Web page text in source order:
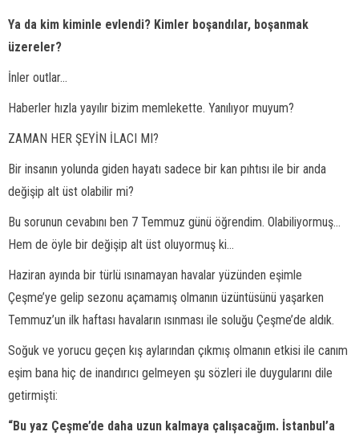
Ya da kim kiminle evlendi? Kimler boşandılar, boşanmak
üzereler?
İnler outlar...
Haberler hızla yayılır bizim memlekette. Yanılıyor muyum?
ZAMAN HER ŞEYİN İLACI MI?
Bir insanın yolunda giden hayatı sadece bir kan pıhtısı ile bir anda
değişip alt üst olabilir mi?
Bu sorunun cevabını ben 7 Temmuz günü öğrendim. Olabiliyormuş...
Hem de öyle bir değişip alt üst oluyormuş ki...
Haziran ayında bir türlü ısınamayan havalar yüzünden eşimle
Çeşme’ye gelip sezonu açamamış olmanın üzüntüsünü yaşarken
Temmuz’un ilk haftası havaların ısınması ile soluğu Çeşme’de aldık.
Soğuk ve yorucu geçen kış aylarından çıkmış olmanın etkisi ile canım
eşim bana hiç de inandırıcı gelmeyen şu sözleri ile duygularını dile
getirmişti:
“Bu yaz Çeşme’de daha uzun kalmaya çalışacağım. İstanbul’a